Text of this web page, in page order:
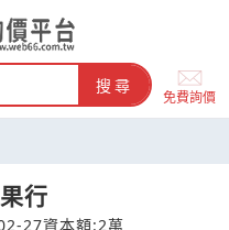
價平台搜尋
免費詢價
行
27資本額:2萬